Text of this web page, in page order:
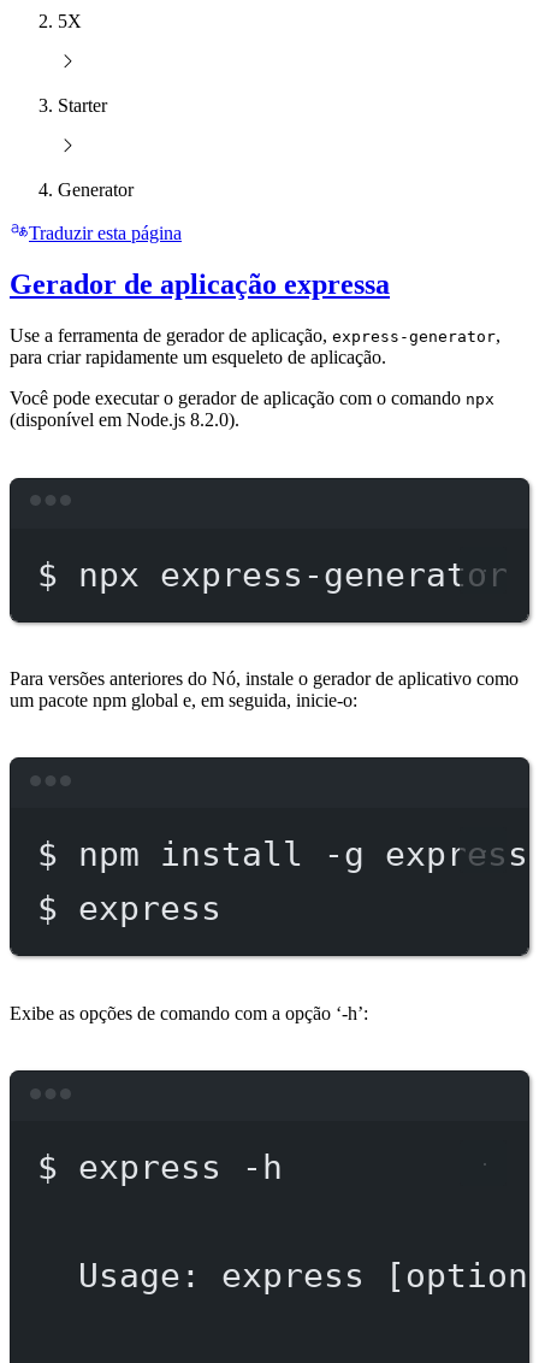
5X
Starter
Generator
Traduzir esta página
Gerador de aplicação expressa
Use a ferramenta de gerador de aplicação, express-generator,
para criar rapidamente um esqueleto de aplicação.
Você pode executar o gerador de aplicação com o comando npx
(disponível em Node.js 8.2.0).
$ npx express-generator
Para versões anteriores do Nó, instale o gerador de aplicativo como
um pacote npm global e, em seguida, inicie-o:
$ npm install -g
$ express
Exibe as opções de comando com a opção ‘-h’:
$ express -h
Usage: express